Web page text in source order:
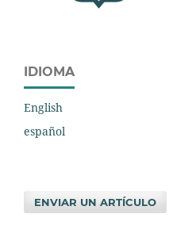
IDIOMA
English
español
ENVIAR UN ARTÍCULO